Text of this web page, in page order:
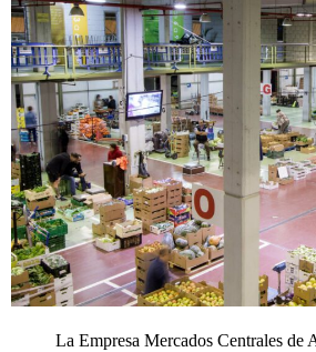
La Empresa Mercados Centrales de